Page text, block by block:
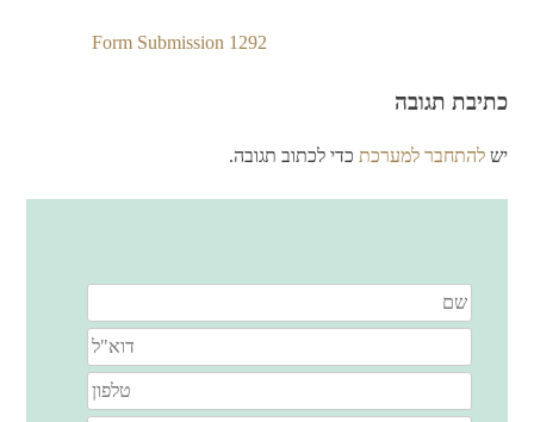
Form Submission 1292
כתיבת תגובה
ישלהתחבר למערכת כדי לכתוב תגובה.